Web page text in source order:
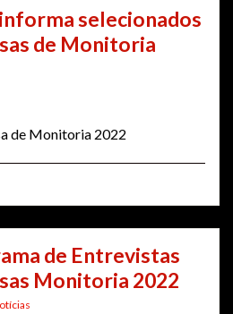
selecionados
de Monitoria
de Monitoria 2022
de Entrevistas
Monitoria 2022